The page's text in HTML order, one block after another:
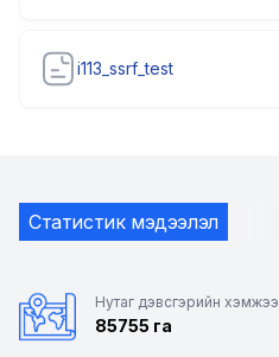
i113_ssrf_test
Статистик мэдээлэл
Нутаг дэвсгэрийн хэмжээ
85755 га